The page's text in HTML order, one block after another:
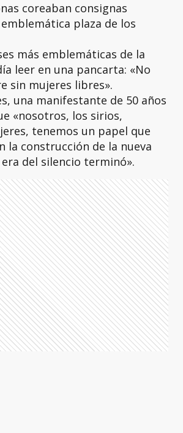
coreaban consignas
plaza de los
más emblemáticas de la
leer en una pancarta: «No
sin mujeres libres».
una manifestante de 50 años
«nosotros, los sirios,
tenemos un papel que
la construcción de la nueva
era del silencio terminó».